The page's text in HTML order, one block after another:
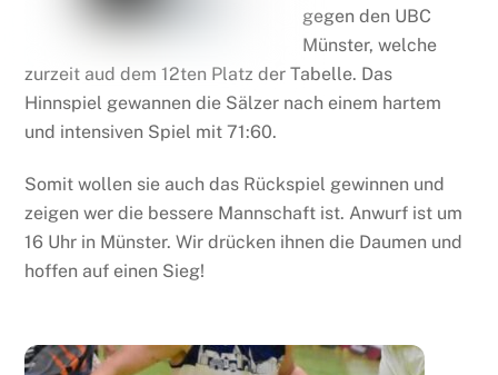
gegen den UBC
Münster, welche
zurzeit aud dem 12ten Platz der Tabelle. Das
Hinnspiel gewannen die Sälzer nach einem hartem
und intensiven Spiel mit 71:60.
Somit wollen sie auch das Rückspiel gewinnen und
zeigen wer die bessere Mannschaft ist. Anwurf ist um
16 Uhr in Münster. Wir drücken ihnen die Daumen und
hoffen auf einen Sieg!